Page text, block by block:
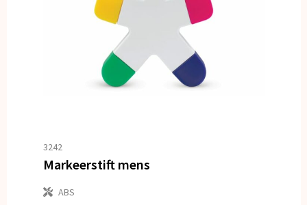
3242
Markeerstift mens
ABS